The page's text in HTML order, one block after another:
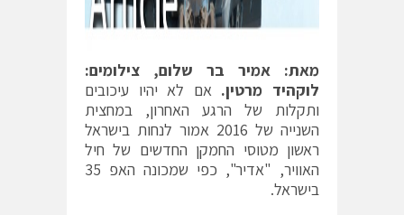
מאת: אמיר בר שלום, צילומים:
לוקהיד מרטין.אם לא יהיו עיכובים
ותקלות של הרגע האחרון, במחצית
השנייה של 2016 אמור לנחות בישראל
ראשון מטוסי החמקן החדשים של חיל
האוויר, "אדיר", כפי שמכונה האפ 35
בישראל.